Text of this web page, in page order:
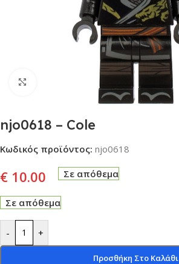
Click to enlarge
njo0618 – Cole
Κωδικός προϊόντος: njo0618
€ 10.00 Σε απόθεμα
Σε απόθεμα
- +
Προσθήκη Στο Καλάθι